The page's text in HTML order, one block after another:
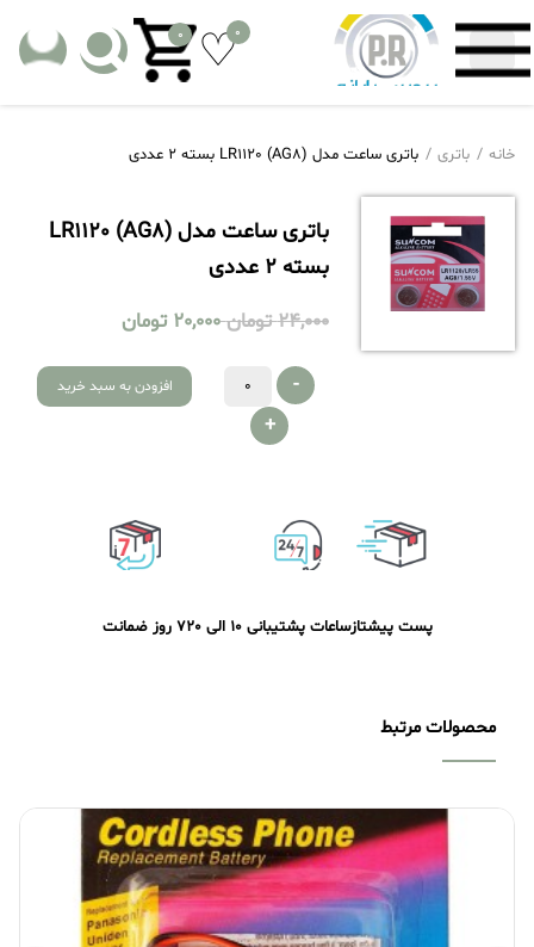
0
0
خانه باتری باتری ساعت مدل LR1120 (AG8) بسته 2 عددی
باتری ساعت مدل LR1120 (AG8)
بسته 2 عددی
24,000 تومان 20,000 تومان
-
+
افزودن به سبد خرید
پست پیشتازساعات پشتیبانی 10 الی 20 7 روز ضمانت
محصولات مرتبط